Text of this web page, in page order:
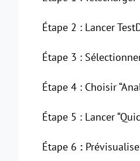
Étape 2 : Lancer
Étape 3 :
Étape 4 : Choisir
Étape 5 : Lancer
Étape 6 :